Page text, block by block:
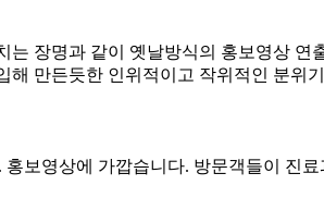
는 장명과 같이 옛날방식의 홍보영상 연
해 만든듯한 인위적이고 작위적인 분위
보영상에 가깝습니다. 방문객들이 진